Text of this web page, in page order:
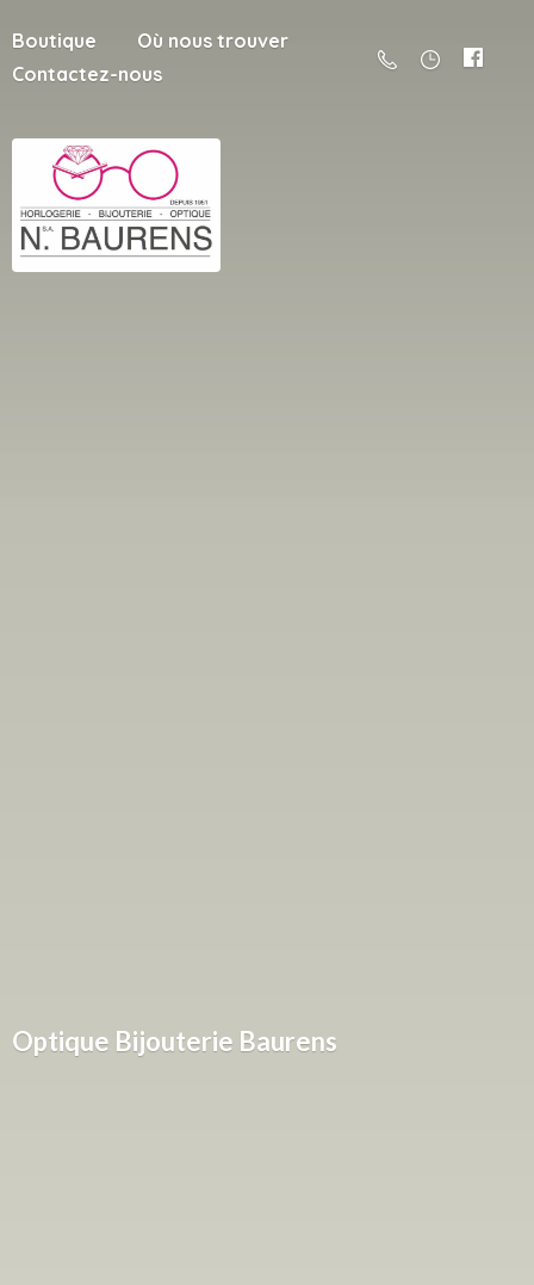
Boutique
Où nous trouver
Contactez-nous
Optique Bijouterie Baurens